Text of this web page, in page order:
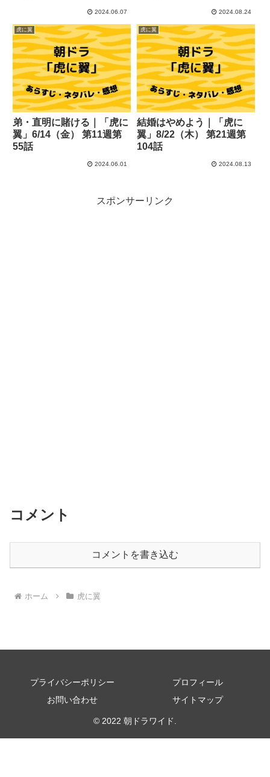
2024.06.07 2024.08.24
虎に翼
弟・直明に賭ける｜「虎に
翼」6/14（金） 第11週第
55話
2024.06.01
虎に翼
結婚はやめよう｜「虎に
翼」8/22（木） 第21週第
104話
2024.08.13
スポンサーリンク
コメント
コメントを書き込む
ホーム 虎に翼
プライバシーポリシー
プロフィール
お問い合わせ
サイトマップ
© 2022 朝ドラワイド.